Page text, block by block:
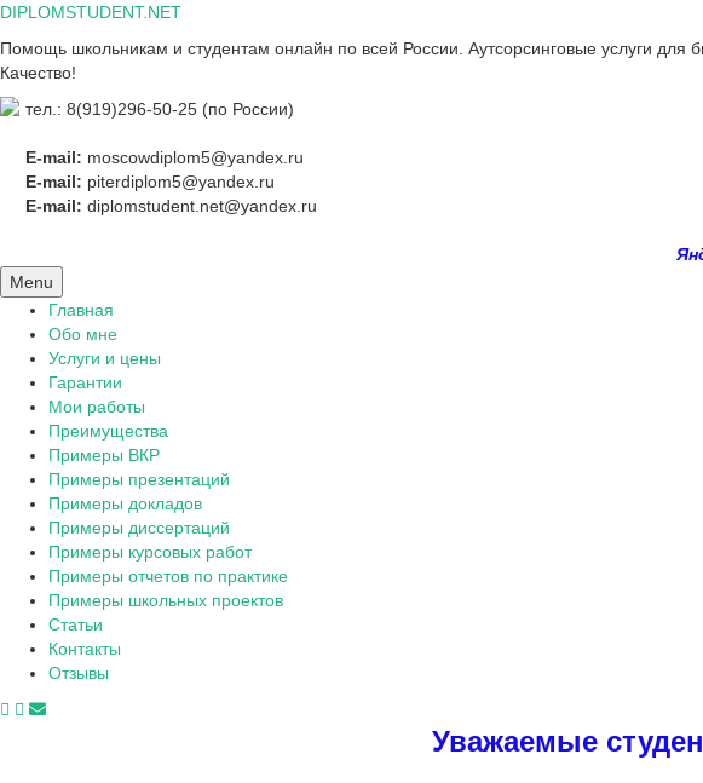
Skip
content
DIPLOMSTUDENT.NET
Помощь школьникам и студентам онлайн по всей России. Аутсорсинговые услуги для
Качество!
тел.: 8(919)296-50-25 (по России)
E-mail: moscowdiplom5@yandex.ru
E-mail: piterdiplom5@yandex.ru
E-mail: diplomstudent.net@yandex.ru
Menu
Главная
Обо мне
Услуги и цены
Гарантии
Мои работы
Преимущества
Примеры ВКР
Примеры презентаций
Примеры докладов
Примеры диссертаций
Примеры курсовых работ
Примеры отчетов по практике
Примеры школьных проектов
Статьи
Контакты
Отзывы
Уважаемые студенты! На